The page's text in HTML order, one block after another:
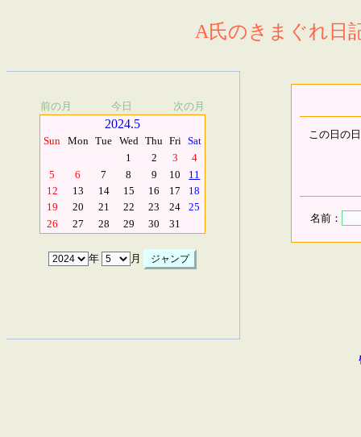
A氏のきまぐれ日
前の月 今日 次の月
2024.5
Sun Mon Tue Wed Thu Fri Sat
1
2 3
4
5
6 7 8 9 10
11
12
13 14 15 16 17
18
19
20 21 22 23 24
25
26
27 28 29 30 31
年 月
この日の
名前：